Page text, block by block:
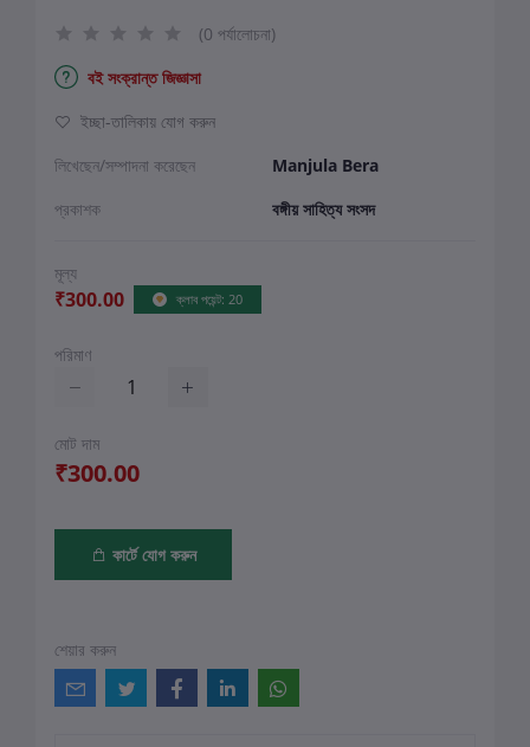
(0 পর্যালোচনা)
বই সংক্রান্ত জিজ্ঞাসা
ইচ্ছা-তালিকায় যোগ করুন
লিখেছেন/সম্পাদনা করেছেন
Manjula Bera
প্রকাশক
বঙ্গীয় সাহিত্য সংসদ
মূল্য
₹300.00 ক্লাব পয়েন্ট: 20
পরিমাণ
মোট দাম
₹300.00
কার্টে যোগ করুন
শেয়ার করুন